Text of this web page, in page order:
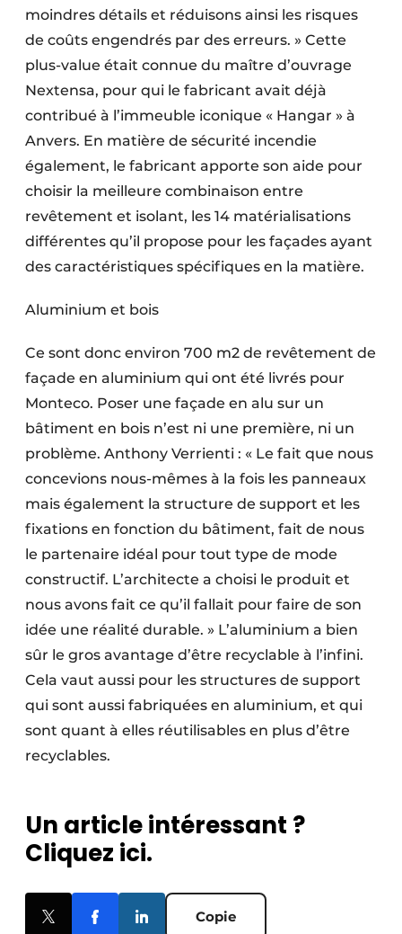
moindres détails et réduisons ainsi les risques
de coûts engendrés par des erreurs. » Cette
plus-value était connue du maître d’ouvrage
Nextensa, pour qui le fabricant avait déjà
contribué à l’immeuble iconique « Hangar » à
Anvers. En matière de sécurité incendie
également, le fabricant apporte son aide pour
choisir la meilleure combinaison entre
revêtement et isolant, les 14 matérialisations
différentes qu’il propose pour les façades ayant
des caractéristiques spécifiques en la matière.
Aluminium et bois
Ce sont donc environ 700 m2 de revêtement de
façade en aluminium qui ont été livrés pour
Monteco. Poser une façade en alu sur un
bâtiment en bois n’est ni une première, ni un
problème. Anthony Verrienti : « Le fait que nous
concevions nous-mêmes à la fois les panneaux
mais également la structure de support et les
fixations en fonction du bâtiment, fait de nous
le partenaire idéal pour tout type de mode
constructif. L’architecte a choisi le produit et
nous avons fait ce qu’il fallait pour faire de son
idée une réalité durable. » L’aluminium a bien
sûr le gros avantage d’être recyclable à l’infini.
Cela vaut aussi pour les structures de support
qui sont aussi fabriquées en aluminium, et qui
sont quant à elles réutilisables en plus d’être
recyclables.
Un article intéressant ?
Cliquez ici.
Copie